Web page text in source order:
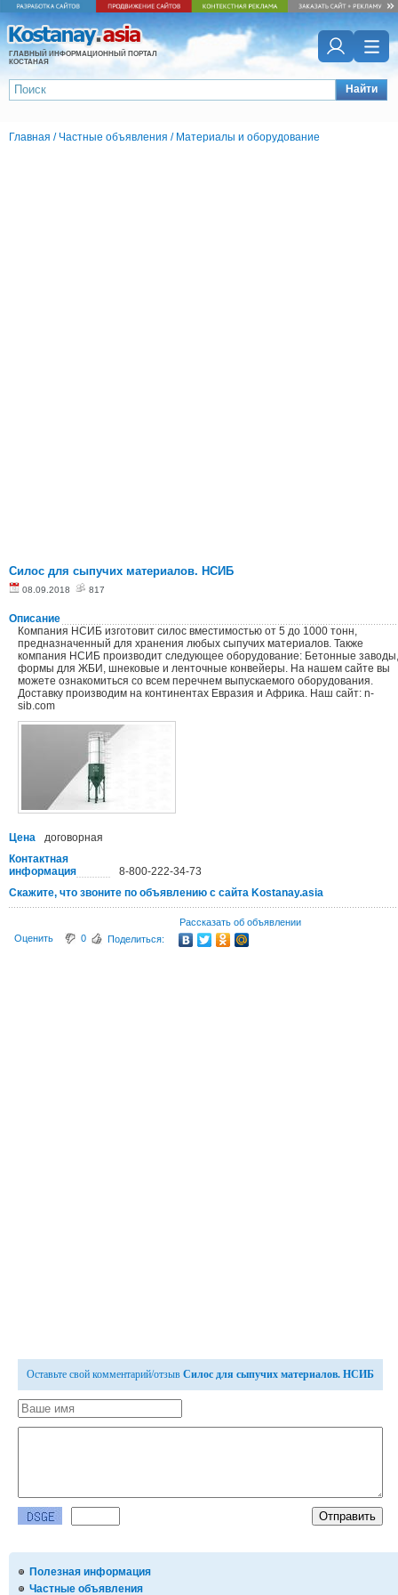
ГЛАВНЫЙ ИНФОРМАЦИОННЫЙ ПОРТАЛ
КОСТАНАЯ
Найти
Полезная информация
Частные объявления
Главная / Частные объявления / Материалы и оборудование
Силос для сыпучих материалов. НСИБ
08.09.2018 817
Описание
Компания НСИБ изготовит силос вместимостью от 5 до 1000 тонн,
предназначенный для хранения любых сыпучих материалов. Также
компания НСИБ производит следующее оборудование: Бетонные заводы,
формы для ЖБИ, шнековые и ленточные конвейеры. На нашем сайте вы
можете ознакомиться со всем перечнем выпускаемого оборудования.
Доставку производим на континентах Евразия и Африка. Наш сайт: n-
sib.com
Цена
договорная
Контактная
информация
8-800-222-34-73
Скажите, что звоните по объявлению с сайта Kostanay.asia
Рассказать об объявлении
Оценить
0 Поделиться:
Оставьте свой комментарий/отзыв Силос для сыпучих материалов. НСИБ